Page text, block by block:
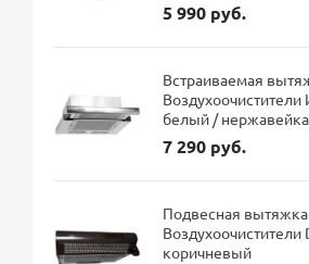
5 990 руб.
Встраиваемая
Воздухоочистители
белый / нержавейка
7 290 руб.
Подвесная вытяжка
Воздухоочистители
коричневый